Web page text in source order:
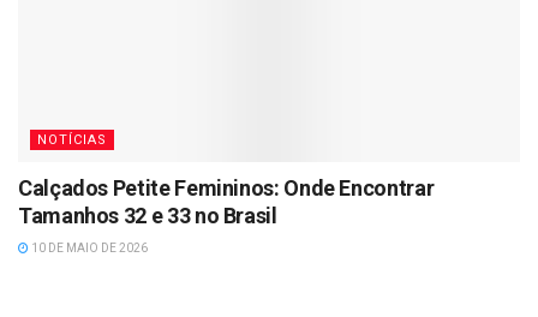
NOTÍCIAS
Calçados Petite Femininos: Onde Encontrar
Tamanhos 32 e 33 no Brasil
10 DE MAIO DE 2026